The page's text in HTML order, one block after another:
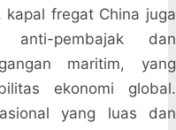
fregat China juga
pembajak dan
maritim, yang
ekonomi global.
yang luas dan